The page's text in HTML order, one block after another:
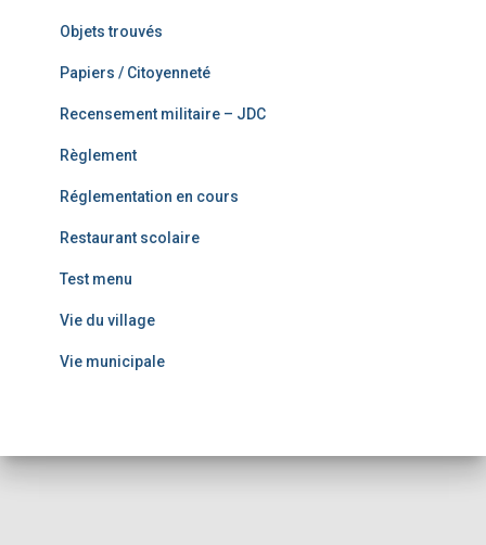
Objets trouvés
Papiers / Citoyenneté
Recensement militaire – JDC
Règlement
Réglementation en cours
Restaurant scolaire
Test menu
Vie du village
Vie municipale